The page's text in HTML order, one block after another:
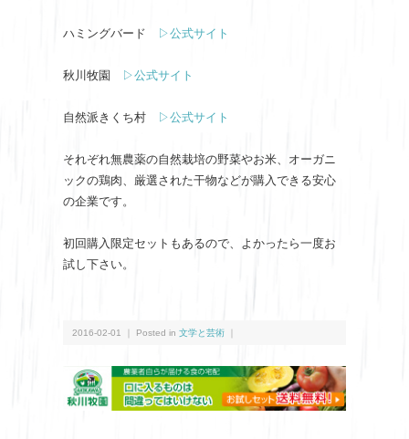
ハミングバード ▷公式サイト
秋川牧園 ▷公式サイト
自然派きくち村 ▷公式サイト
それぞれ無農薬の自然栽培の野菜やお米、オーガニ
ックの鶏肉、厳選された干物などが購入できる安心
の企業です。
初回購入限定セットもあるので、よかったら一度お
試し下さい。
2016-02-01 ｜ Posted in 文学と芸術